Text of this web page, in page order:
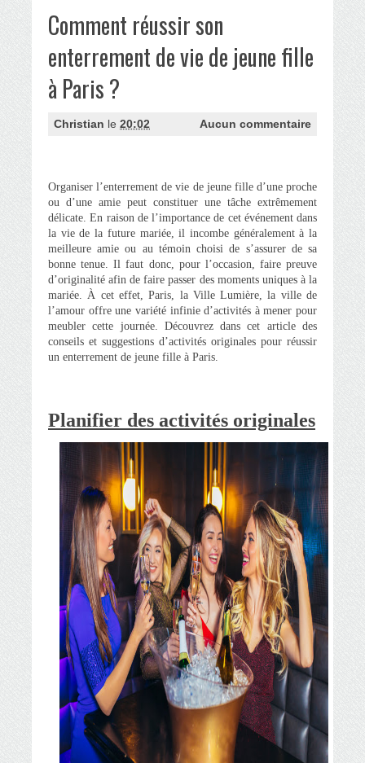
Comment réussir son
enterrement de vie de jeune fille
à Paris ?
Christian le 20:02 Aucun commentaire
Organiser l’enterrement de vie de jeune fille d’une proche
ou d’une amie peut constituer une tâche extrêmement
délicate. En raison de l’importance de cet événement dans
la vie de la future mariée, il incombe généralement à la
meilleure amie ou au témoin choisi de s’assurer de sa
bonne tenue. Il faut donc, pour l’occasion, faire preuve
d’originalité afin de faire passer des moments uniques à la
mariée. À cet effet, Paris, la Ville Lumière, la ville de
l’amour offre une variété infinie d’activités à mener pour
meubler cette journée. Découvrez dans cet article des
conseils et suggestions d’activités originales pour réussir
un enterrement de jeune fille à Paris.
Planifier des activités originales